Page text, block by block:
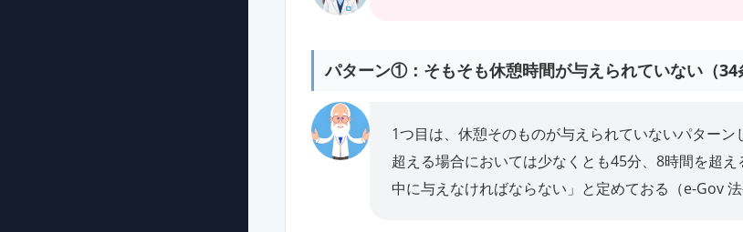
パターン①：そもそも休憩時間が与えられていない（34
1つ目は、休憩そのものが与えられていないパター
超える場合においては少なくとも45分、8時間を超
中に与えなければならない」と定めておる（e-Gov 法